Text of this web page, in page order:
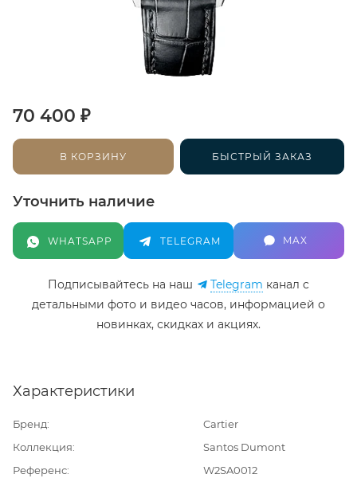
70 400 ₽
В КОРЗИНУ БЫСТРЫЙ ЗАКАЗ
Уточнить наличие
WHATSAPP TELEGRAM MAX
Подписывайтесь на наш Telegram канал c
детальными фото и видео часов, информацией о
новинках, скидках и акциях.
Характеристики
Бренд
Cartier
Коллекция
Santos Dumont
Референс
W2SA0012